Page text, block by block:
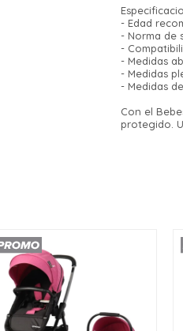
- Edad
- Norma de
-
- Medidas
- Medidas
- Medidas
Con el
protegido.